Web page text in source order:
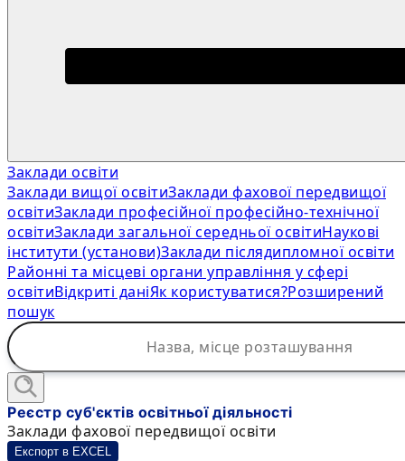
Заклади освіти
Заклади вищої освітиЗаклади фахової передвищої
освітиЗаклади професійної професійно-технічної
освітиЗаклади загальної середньої освітиНаукові
інститути (установи)Заклади післядипломної освіти
Районні та місцеві органи управління у сфері
освітиВідкриті даніЯк користуватися?Розширений
пошук
Реєстр суб'єктів освітньої діяльності
Заклади фахової передвищої освіти
Експорт в EXCEL